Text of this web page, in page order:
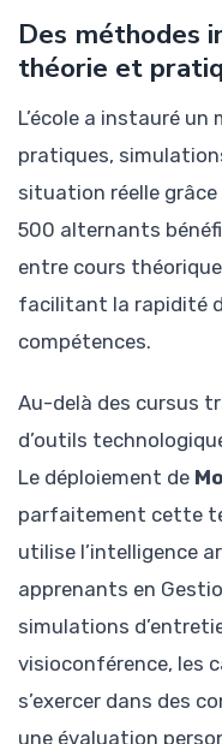
Des méthodes
théorie et
L’école a instauré
pratiques,
situation réelle grâce
500 alternants
entre cours
facilitant la rapidité
compétences.
Au-delà des cursus
d’outils
Le déploiement de
parfaitement cette
utilise l’intelligence
apprenants en
simulations
visioconférence, les
s’exercer dans des
une évaluation